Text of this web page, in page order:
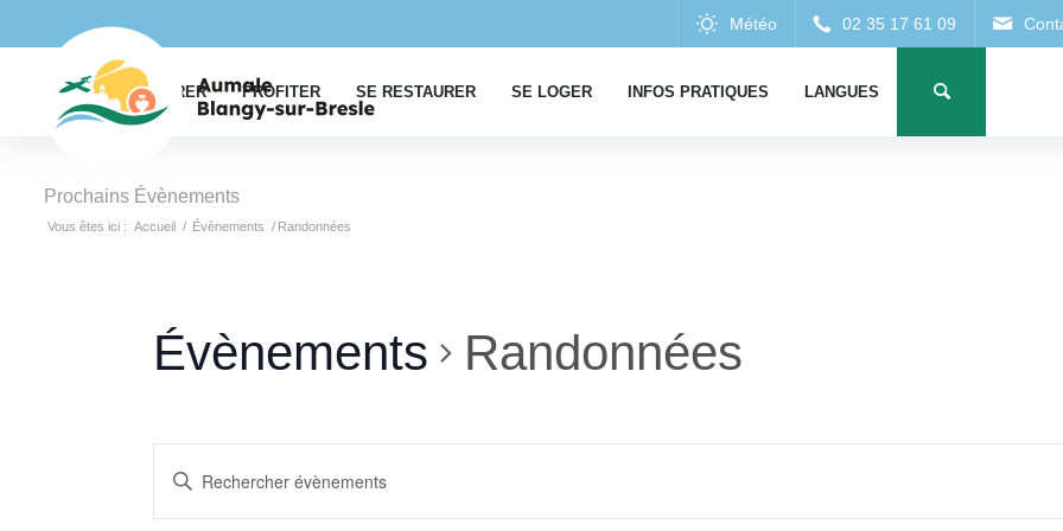
EXPLORER PROFITER SE RESTAURER SE LOGER INFOS PRATIQUES LANGUES
Prochains Évènements
Vous êtes ici : Accueil / Évènements / Randonnées
Évènements Randonnées
et
Saisir